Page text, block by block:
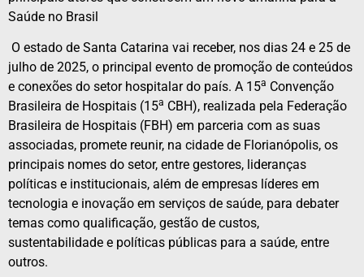
Saúde no Brasil
O estado de Santa Catarina vai receber, nos dias 24 e 25 de
julho de 2025, o principal evento de promoção de conteúdos
e conexões do setor hospitalar do país. A 15a Convenção
Brasileira de Hospitais (15a CBH), realizada pela Federação
Brasileira de Hospitais (FBH) em parceria com as suas
associadas, promete reunir, na cidade de Florianópolis, os
principais nomes do setor, entre gestores, lideranças
políticas e institucionais, além de empresas líderes em
tecnologia e inovação em serviços de saúde, para debater
temas como qualificação, gestão de custos,
sustentabilidade e políticas públicas para a saúde, entre
outros.